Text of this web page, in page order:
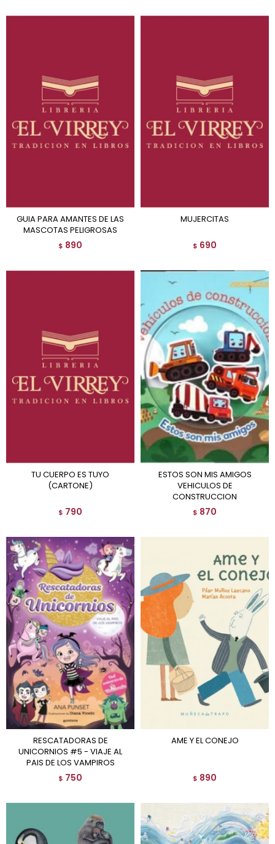
GUIA PARA AMANTES DE LAS
MASCOTAS PELIGROSAS
$ 890
MUJERCITAS
$ 690
TU CUERPO ES TUYO
(CARTONE)
$ 790
ESTOS SON MIS AMIGOS
VEHICULOS DE
CONSTRUCCION
$ 870
RESCATADORAS DE
UNICORNIOS #5 - VIAJE AL
PAIS DE LOS VAMPIROS
$ 750
AME Y EL CONEJO
$ 890